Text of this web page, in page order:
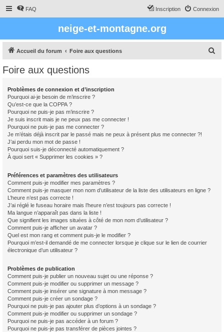
FAQ Connexion
Inscription
neige-et-montagne.org
Accueil du forum Foire aux questions
Foire aux questions
Problèmes de connexion et d’inscription
Pourquoi ai-je besoin de m’inscrire ?
Qu’est-ce que la COPPA ?
Pourquoi ne puis-je pas m’inscrire ?
Je suis inscrit mais je ne peux pas me connecter !
Pourquoi ne puis-je pas me connecter ?
Je m’étais déjà inscrit par le passé mais ne peux à présent plus me connecter ?!
J’ai perdu mon mot de passe !
Pourquoi suis-je déconnecté automatiquement ?
À quoi sert « Supprimer les cookies » ?
Préférences et paramètres des utilisateurs
Comment puis-je modifier mes paramètres ?
Comment puis-je masquer mon nom d’utilisateur de la liste des utilisateurs en ligne ?
L’heure n’est pas correcte !
J’ai réglé le fuseau horaire mais l’heure n’est toujours pas correcte !
Ma langue n’apparaît pas dans la liste !
Que signifient les images situées à côté de mon nom d’utilisateur ?
Comment puis-je afficher un avatar ?
Quel est mon rang et comment puis-je le modifier ?
Pourquoi m’est-il demandé de me connecter lorsque je clique sur le lien de courrier
électronique d’un utilisateur ?
Problèmes de publication
Comment puis-je publier un nouveau sujet ou une réponse ?
Comment puis-je modifier ou supprimer un message ?
Comment puis-je insérer une signature à mon message ?
Comment puis-je créer un sondage ?
Pourquoi ne puis-je pas ajouter plus d’options à un sondage ?
Comment puis-je modifier ou supprimer un sondage ?
Pourquoi ne puis-je pas accéder à un forum ?
Pourquoi ne puis-je pas transférer de pièces jointes ?